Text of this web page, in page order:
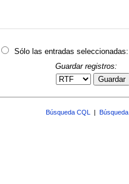
Sólo las entradas seleccionadas:
Guardar registros:
Guardar
Búsqueda CQL